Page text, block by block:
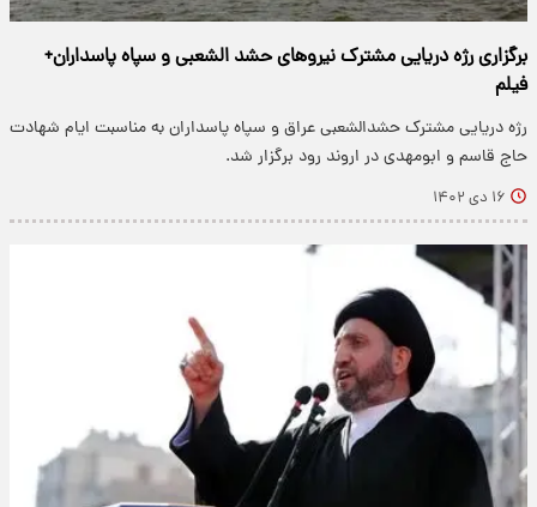
برگزاری رژه دریایی مشترک نیروهای حشد الشعبی و سپاه پاسداران+
فیلم
رژه دریایی مشترک حشدالشعبی عراق و سپاه پاسداران به مناسبت ایام شهادت
حاج قاسم و ابومهدی در اروند رود برگزار شد.
۱۶ دی ۱۴۰۲